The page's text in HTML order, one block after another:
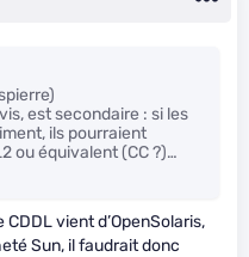
est secondaire : si les
ils pourraient
ou équivalent (CC ?)…
vient d’OpenSolaris,
Sun, il faudrait donc